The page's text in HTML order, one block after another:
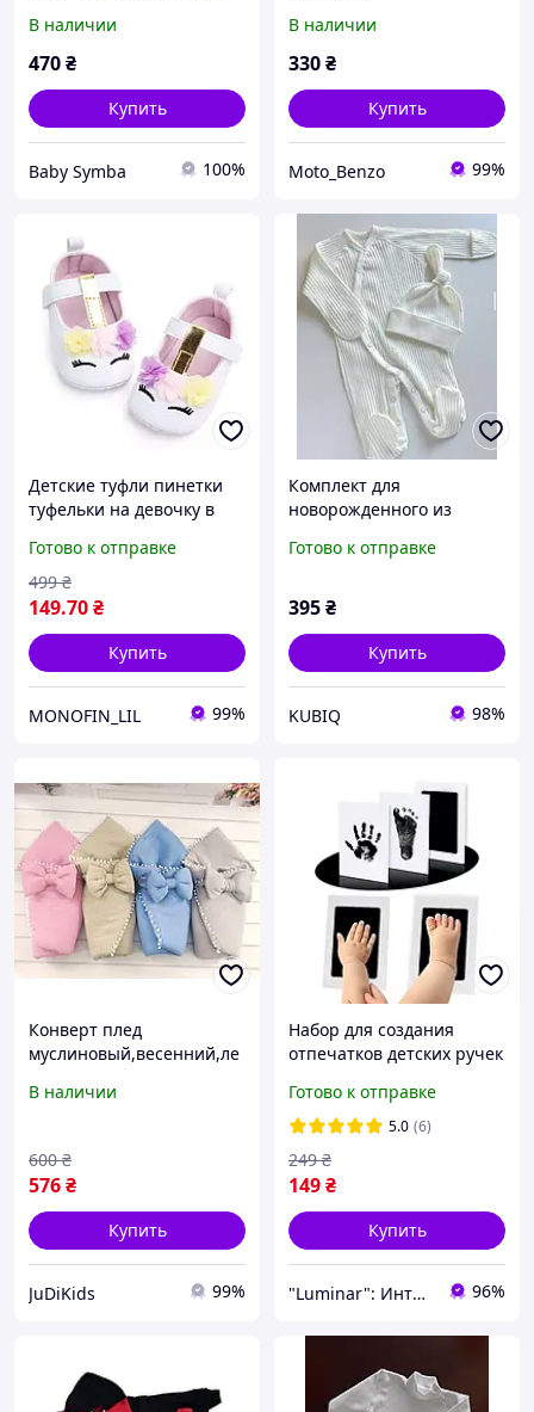
В наличии
470₴
Купить
Baby Symba 100%
В наличии
330₴
Купить
Moto_Benzo 99%
Детские туфли пинетки
туфельки на девочку в
Готово к отправке
149.70₴
499 ₴
Купить
MONOFIN_LIL 99%
Комплект для
новорожденного из
+ шапочка
Готово к отправке
395₴
Купить
KUBIQ 98%
Конверт плед
муслиновый,весенний,ле
муслиновый
В наличии
576₴
600 ₴
Купить
JuDiKids 99%
Набор для создания
отпечатков детских ручек
создания слепков)
Готово к отправке
5.0 (6)
149₴
249 ₴
Купить
"Luminar": Интернет-магазин аксессуаров для гаджетов! 96%